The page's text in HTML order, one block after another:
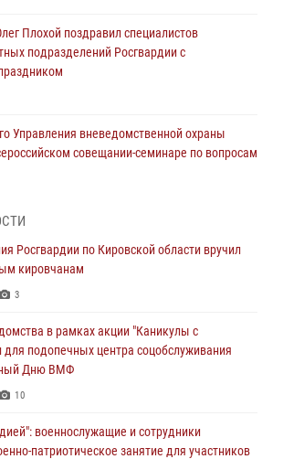
Плохой поздравил специалистов
подразделений Росгвардии с
Управления вневедомственной охраны
совещании-семинаре по вопросам
области Александр Соколов вручил
Росгвардии по Кировской области вручил
кировчанам
3
в рамках акции "Каникулы с
для подопечных центра соцобслуживания
Дню ВМФ
10
военнослужащие и сотрудники
патриотическое занятие для участников